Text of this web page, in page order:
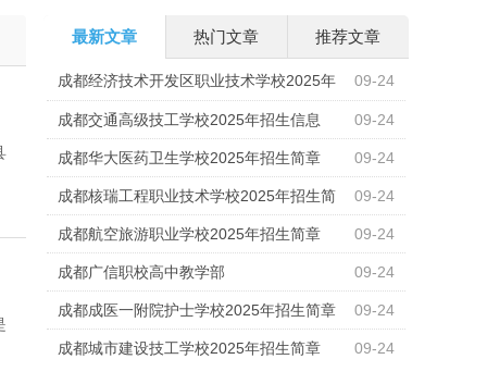
最新文章 热门文章 推荐文章
09-24
成都经济技术开发区职业技术学校2025年
招生计划 09-24
成都交通高级技工学校2025年招生信息
09-24
成都华大医药卫生学校2025年招生简章
09-24
成都核瑞工程职业技术学校2025年招生简
章 09-24
成都航空旅游职业学校2025年招生简章
09-24
成都广信职校高中教学部
09-24
成都成医一附院护士学校2025年招生简章
09-24
成都城市建设技工学校2025年招生简章